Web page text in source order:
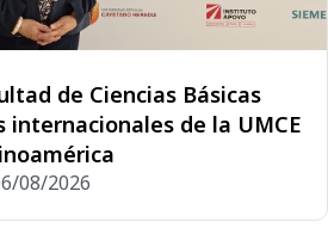
de Ciencias Básicas
de la UMCE
08/2026